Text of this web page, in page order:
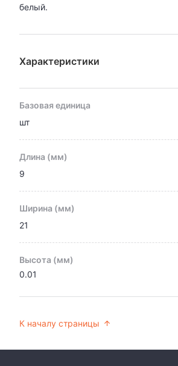
белый.
Характеристики
Базовая единица
шт
Длина (мм)
9
Ширина (мм)
21
Высота (мм)
0.01
К началу страницы